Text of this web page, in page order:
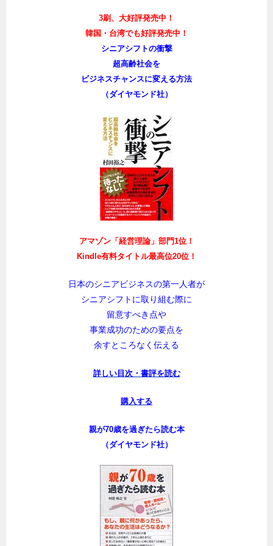
3刷、大好評発売中！
韓国・台湾でも好評発売中！
シニアシフトの衝撃
超高齢社会を
ビジネスチャンスに変える方法
（ダイヤモンド社）
アマゾン「経営理論」部門1位！
Kindle有料タイトル最高位20位！
日本のシニアビジネスの第一人者が
シニアシフトに取り組む際に
留意すべき点や
事業成功のための要点を
余すところなく伝える
詳しい目次・書評を読む
購入する
親が70歳を過ぎたら読む本
（ダイヤモンド社）